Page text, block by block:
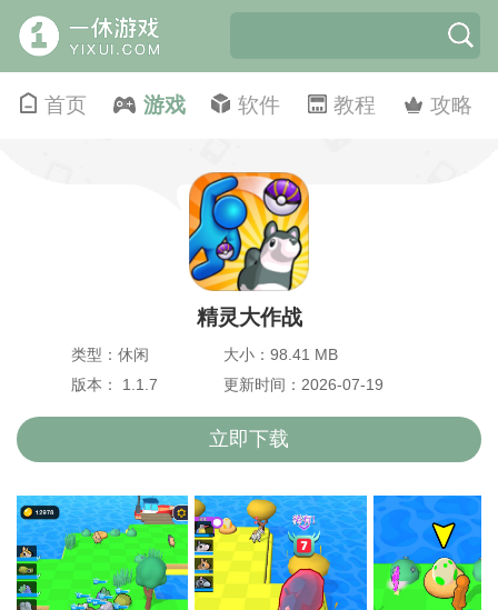
首页 游戏 软件 教程 攻略
精灵大作战
类型：休闲
大小：98.41 MB
版本： 1.1.7
更新时间：2026-07-19
立即下载